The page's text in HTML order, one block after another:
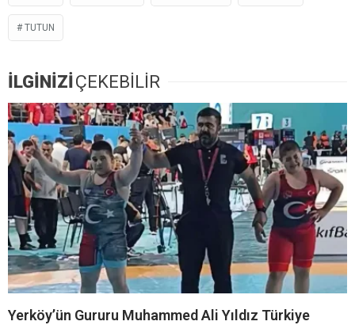
TUTUN
İLGİNİZİÇEKEBİLİR
Yerköy’ün Gururu Muhammed Ali Yıldız Türkiye